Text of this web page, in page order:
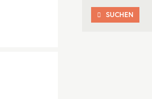
 SUCHEN